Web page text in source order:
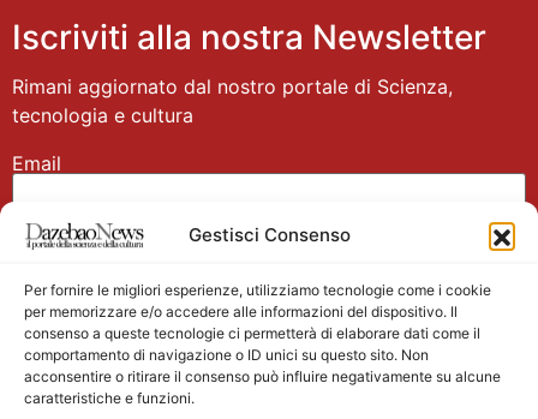
Gestisci Consenso
Per fornire le migliori esperienze, utilizziamo tecnologie come i cookie
per memorizzare e/o accedere alle informazioni del dispositivo. Il
consenso a queste tecnologie ci permetterà di elaborare dati come il
comportamento di navigazione o ID unici su questo sito. Non
acconsentire o ritirare il consenso può influire negativamente su alcune
caratteristiche e funzioni.
Iscriviti alla nostra Newsletter
Rimani aggiornato dal nostro portale di Scienza,
tecnologia e cultura
Email
Nome